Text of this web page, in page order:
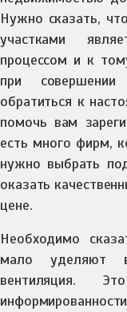
Нужно сказать,
участками
процессом и к
при
обратиться к
помочь вам
есть много фирм,
нужно выбрать
оказать
цене.
Необходимо
мало уделяют
вентиляция.